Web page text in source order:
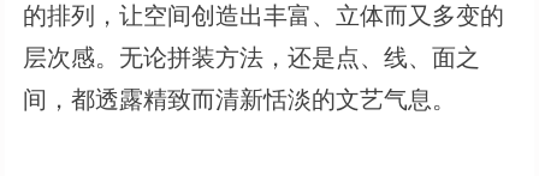
的排列，让空间创造出丰富、立体而又多变的
层次感。无论拼装方法，还是点、线、面之
间，都透露精致而清新恬淡的文艺气息。